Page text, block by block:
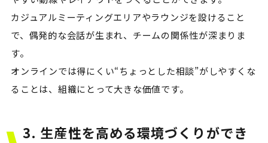
カジュアルミーティングエリアやラウンジを設けること
で、偶発的な会話が生まれ、チームの関係性が深まりま
す。
オンラインでは得にくい“ちょっとした相談”がしやすくな
ることは、組織にとって大きな価値です。
3. 生産性を高める環境づくりができ